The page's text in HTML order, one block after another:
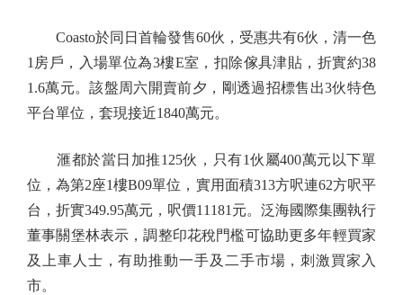
Coasto於同日首輪發售60伙，受惠共有6伙，清一色
1房戶，入場單位為3樓E室，扣除傢具津貼，折實約38
1.6萬元。該盤周六開賣前夕，剛透過招標售出3伙特色
平台單位，套現接近1840萬元。
滙都於當日加推125伙，只有1伙屬400萬元以下單
位，為第2座1樓B09單位，實用面積313方呎連62方呎平
台，折實349.95萬元，呎價11181元。泛海國際集團執行
董事關堡林表示，調整印花稅門檻可協助更多年輕買家
及上車人士，有助推動一手及二手市場，刺激買家入
市。